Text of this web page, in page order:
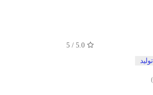
5.0
/
5
تولید